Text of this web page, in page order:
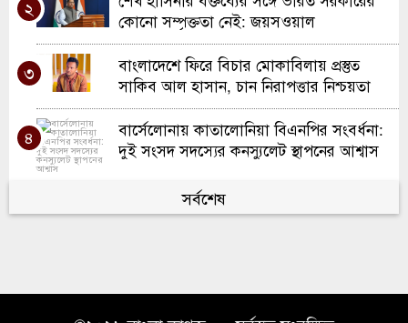
১০ প্রতিহিংসা – মোহাম্মদ মুফিদুল গনি মাহতাব
২
কোনো সম্পৃক্ততা নেই: জয়সওয়াল
৩
বাংলাদেশে ফিরে বিচার মোকাবিলায় প্রস্তুত
সাকিব আল হাসান, চান নিরাপত্তার নিশ্চয়তা
৪
বার্সেলোনায় কাতালোনিয়া বিএনপির সংবর্ধনা:
দুই সংসদ সদস্যের কনস্যুলেট স্থাপনের আশ্বাস
গ্যাস সরবরাহে স্বস্তি ফিরতে শুরু, এলএনজি
টার্মিনাল আংশিক চালু
সর্বশেষ